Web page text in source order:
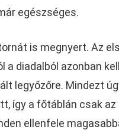
egészséges.
is megnyert. Az
a diadalból azonban
legyőzőre. Mindezt
így a főtáblán csak
ellenfele